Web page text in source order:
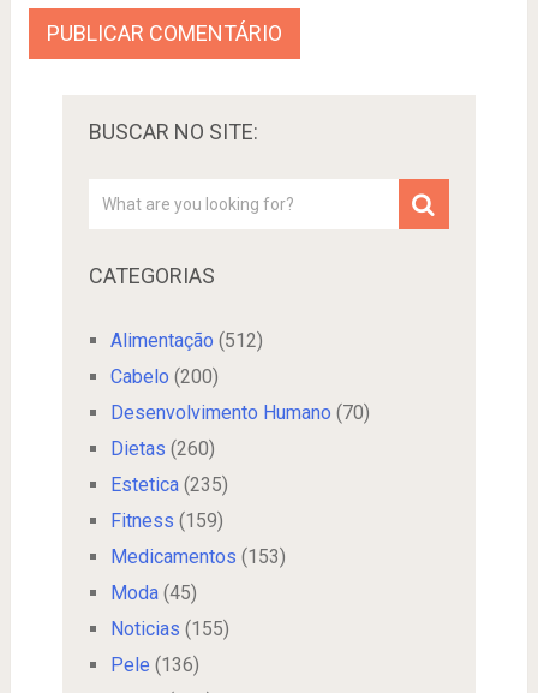
BUSCAR NO SITE:
CATEGORIAS
Alimentação (512)
Cabelo (200)
Desenvolvimento Humano (70)
Dietas (260)
Estetica(235)
Fitness (159)
Medicamentos (153)
Moda(45)
Noticias (155)
Pele (136)